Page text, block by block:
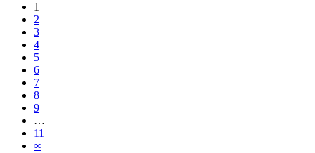
1
2
3
4
5
6
7
8
9
…
11
∞